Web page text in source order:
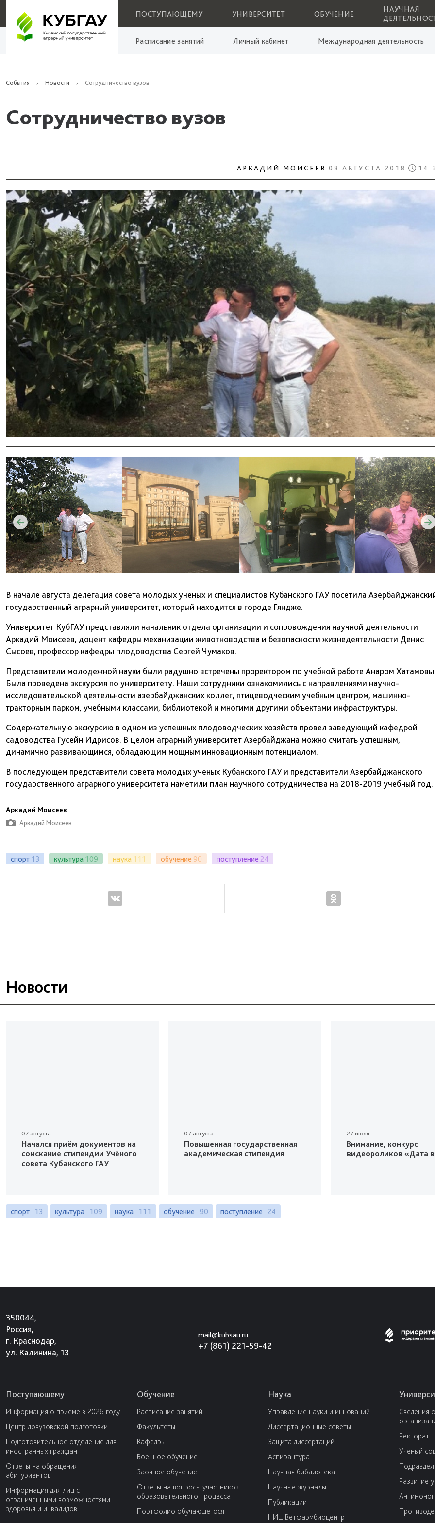
ПОСТУПАЮЩЕМУ УНИВЕРСИТЕТ ОБУЧЕНИЕ
НАУЧНАЯ
Расписание занятий Личный кабинет Международная деятельность
События Новости Сотрудничество вузов
Сотрудничество вузов
АРКАДИЙ МОИСЕЕВ 08 АВГУСТА 2018
В начале августа делегация совета молодых ученых и специалистов Кубанского ГАУ посетила
государственный аграрный университет, который находится в городе Гяндже.
Университет КубГАУ представляли начальник отдела организации и сопровождения научной деятельности
Аркадий Моисеев, доцент кафедры механизации животноводства и безопасности жизнедеятельности Денис
Сысоев, профессор кафедры плодоводства Сергей Чумаков.
Представители молодежной науки были радушно встречены проректором по учебной работе Анаром
Была проведена экскурсия по университету. Наши сотрудники ознакомились с направлениями научно-
исследовательской деятельности азербайджанских коллег, птицеводческим учебным центром, машинно-
тракторным парком, учебными классами, библиотекой и многими другими объектами инфраструктуры.
Содержательную экскурсию в одном из успешных плодоводческих хозяйств провел заведующий кафедрой
садоводства Гусейн Идрисов. В целом аграрный университет Азербайджана можно считать успешным,
динамично развивающимся, обладающим мощным инновационным потенциалом.
В последующем представители совета молодых ученых Кубанского ГАУ и представители Азербайджанского
государственного аграрного университета наметили план научного сотрудничества на 2018-2019 учебный год.
Аркадий Моисеев
Аркадий Моисеев
спорт 13 культура 109 наука 111 обучение 90 поступление 24
Новости
07 августа
Начался приём документов на
соискание стипендии Учёного
совета Кубанского ГАУ
07 августа
Повышенная государственная
академическая стипендия
27 июля
Внимание, конкурс
видеороликов «Дата
спорт 13 культура 109 наука 111 обучение 90 поступление 24
350044,
Россия,
г. Краснодар,
ул. Калинина, 13
mail@kubsau.ru
+7 (861) 221-59-42
Поступающему
Информация о приеме в 2026 году
Центр довузовской подготовки
Подготовительное отделение для
иностранных граждан
Ответы на обращения
абитуриентов
Информация для лиц с
ограниченными возможностями
здоровья и инвалидов
Обучение
Расписание занятий
Факультеты
Кафедры
Военное обучение
Заочное обучение
Ответы на вопросы участников
образовательного процесса
Портфолио обучающегося
Наука
Управление науки и инноваций
Диссертационные советы
Защита диссертаций
Аспирантура
Научная библиотека
Научные журналы
Публикации
НИЦ Ветфармбиоцентр
Сведения
Ректорат
Ученый
Развитие